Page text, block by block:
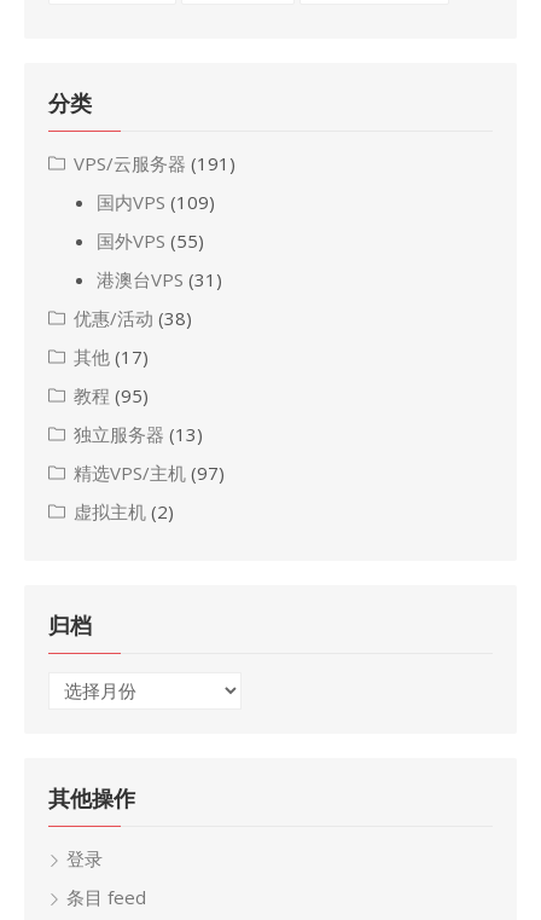
分类
VPS/云服务器 (191)
国内VPS (109)
国外VPS (55)
港澳台VPS (31)
优惠/活动 (38)
其他 (17)
教程 (95)
独立服务器 (13)
精选VPS/主机 (97)
虚拟主机 (2)
归档
归
其他操作
登录
条目 feed